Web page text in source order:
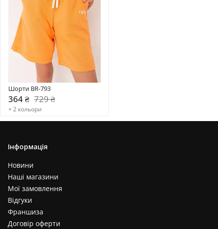
Шорти BR-793
364 ₴ 729 ₴
+ 2 кольори
Інформація
Новини
Наші магазини
Мої замовлення
Відгуки
Франшиза
Договір оферти